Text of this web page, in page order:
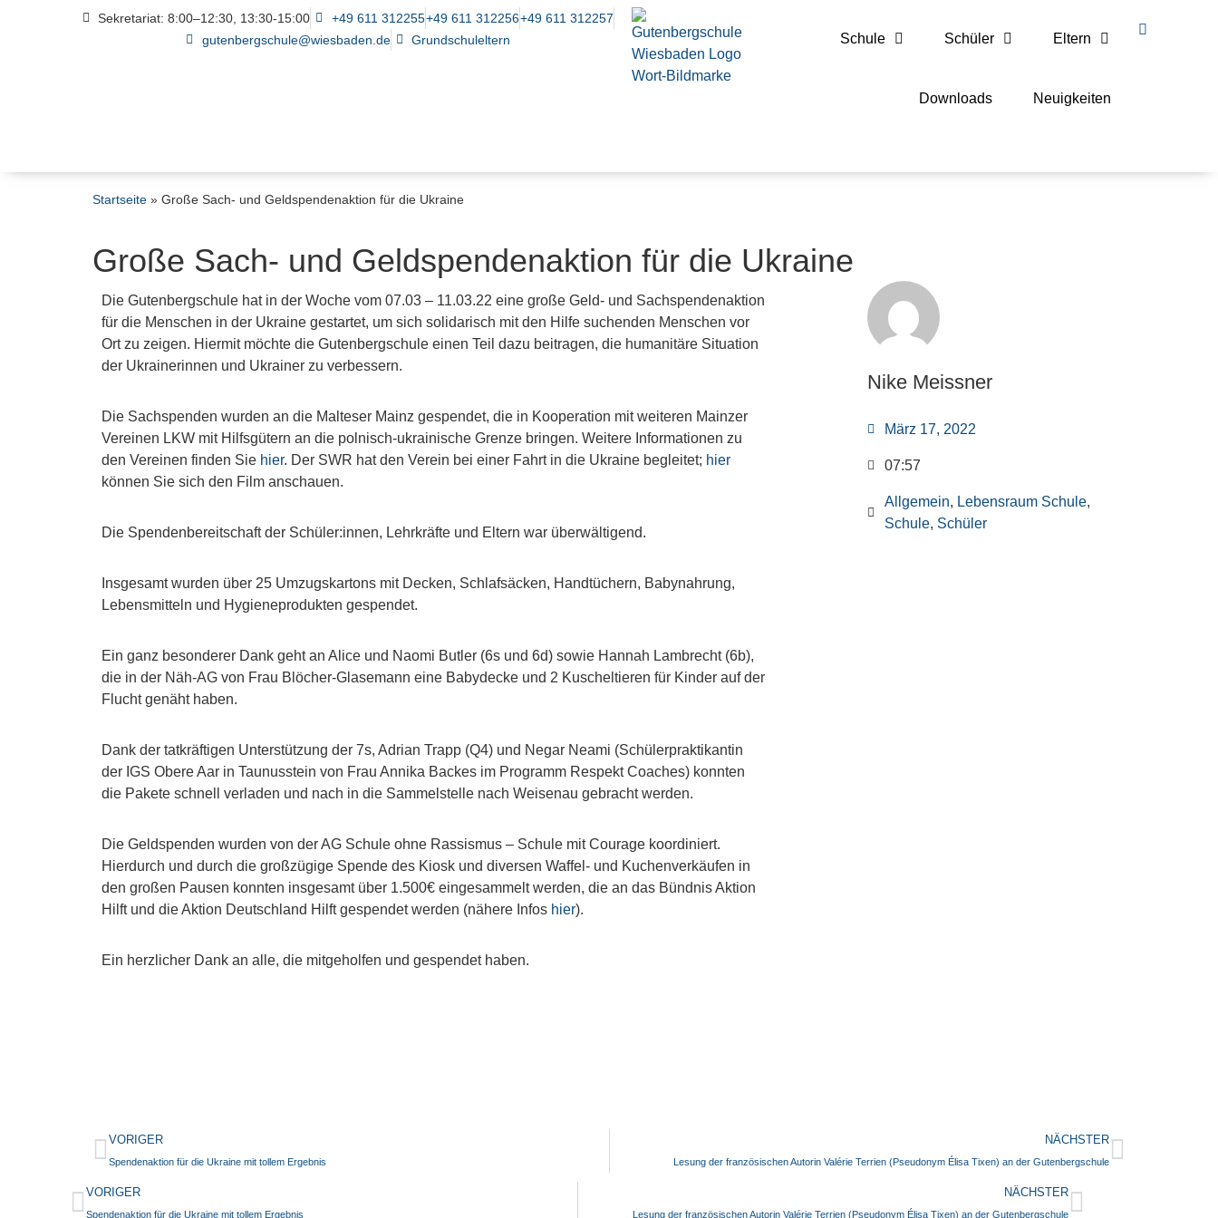
Sekretariat: 8:00–12:30, 13:30-15:00 +49 611 312255+49 611 312256+49 611 312257
gutenbergschule@wiesbaden.de
Grundschuleltern Schule Schüler Eltern
Downloads Neuigkeiten
Startseite » Große Sach- und Geldspendenaktion für die Ukraine
Große Sach- und Geldspendenaktion für die Ukraine
Die Gutenbergschule hat in der Woche vom 07.03 – 11.03.22 eine große Geld- und Sachspendenaktion
für die Menschen in der Ukraine gestartet, um sich solidarisch mit den Hilfe suchenden Menschen vor
Ort zu zeigen. Hiermit möchte die Gutenbergschule einen Teil dazu beitragen, die humanitäre Situation
der Ukrainerinnen und Ukrainer zu verbessern.
Die Sachspenden wurden an die Malteser Mainz gespendet, die in Kooperation mit weiteren Mainzer
Vereinen LKW mit Hilfsgütern an die polnisch-ukrainische Grenze bringen. Weitere Informationen zu
den Vereinen finden Sie hier. Der SWR hat den Verein bei einer Fahrt in die Ukraine begleitet; hier
können Sie sich den Film anschauen.
Die Spendenbereitschaft der Schüler:innen, Lehrkräfte und Eltern war überwältigend.
Insgesamt wurden über 25 Umzugskartons mit Decken, Schlafsäcken, Handtüchern, Babynahrung,
Lebensmitteln und Hygieneprodukten gespendet.
Ein ganz besonderer Dank geht an Alice und Naomi Butler (6s und 6d) sowie Hannah Lambrecht (6b),
die in der Näh-AG von Frau Blöcher-Glasemann eine Babydecke und 2 Kuscheltieren für Kinder auf der
Flucht genäht haben.
Dank der tatkräftigen Unterstützung der 7s, Adrian Trapp (Q4) und Negar Neami (Schülerpraktikantin
der IGS Obere Aar in Taunusstein von Frau Annika Backes im Programm Respekt Coaches) konnten
die Pakete schnell verladen und nach in die Sammelstelle nach Weisenau gebracht werden.
Die Geldspenden wurden von der AG Schule ohne Rassismus – Schule mit Courage koordiniert.
Hierdurch und durch die großzügige Spende des Kiosk und diversen Waffel- und Kuchenverkäufen in
den großen Pausen konnten insgesamt über 1.500€ eingesammelt werden, die an das Bündnis Aktion
Hilft und die Aktion Deutschland Hilft gespendet werden (nähere Infos hier).
Ein herzlicher Dank an alle, die mitgeholfen und gespendet haben.
Nike Meissner
März 17, 2022
07:57
Allgemein, Lebensraum Schule,
Schule, Schüler
VORIGER
Spendenaktion für die Ukraine mit tollem Ergebnis
NÄCHSTER
Lesung der französischen Autorin Valérie Terrien (Pseudonym Élisa Tixen) an der Gutenbergschule
VORIGER
Spendenaktion für die Ukraine mit tollem Ergebnis
NÄCHSTER
Lesung der französischen Autorin Valérie Terrien (Pseudonym Élisa Tixen) an der Gutenbergschule